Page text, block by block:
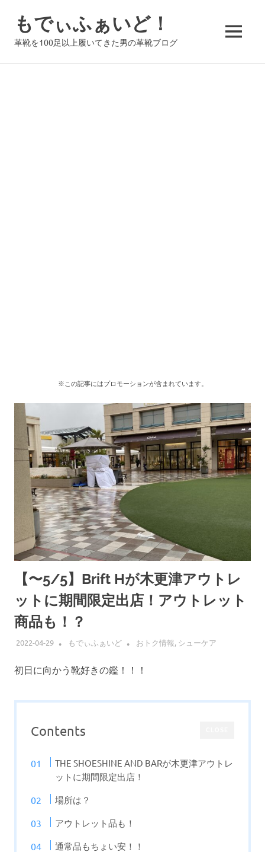
ツ
もでぃふぁいど！
革靴を100足以上履いてきた男の革靴ブログ MENU
※この記事にはプロモーションが含まれています。
【〜5/5】Brift Hが木更津アウトレ
ットに期間限定出店！アウトレット
商品も！？
2022-04-29 もでぃふぁいど おトク情報, シューケア
初日に向かう靴好きの鑑！！！
Contents
THE SHOESHINE AND BARが木更津アウトレ
ットに期間限定出店！
場所は？
アウトレット品も！
通常品もちょい安！！